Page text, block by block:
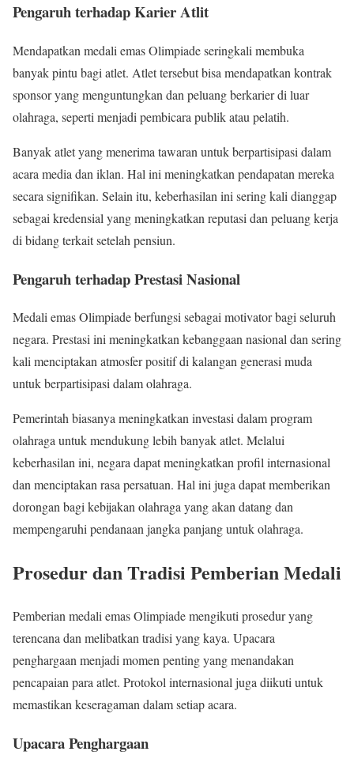
Pengaruh terhadap Karier Atlit
Mendapatkan medali emas Olimpiade seringkali membuka
banyak pintu bagi atlet. Atlet tersebut bisa mendapatkan kontrak
sponsor yang menguntungkan dan peluang berkarier di luar
olahraga, seperti menjadi pembicara publik atau pelatih.
Banyak atlet yang menerima tawaran untuk berpartisipasi dalam
acara media dan iklan. Hal ini meningkatkan pendapatan mereka
secara signifikan. Selain itu, keberhasilan ini sering kali dianggap
sebagai kredensial yang meningkatkan reputasi dan peluang kerja
di bidang terkait setelah pensiun.
Pengaruh terhadap Prestasi Nasional
Medali emas Olimpiade berfungsi sebagai motivator bagi seluruh
negara. Prestasi ini meningkatkan kebanggaan nasional dan sering
kali menciptakan atmosfer positif di kalangan generasi muda
untuk berpartisipasi dalam olahraga.
Pemerintah biasanya meningkatkan investasi dalam program
olahraga untuk mendukung lebih banyak atlet. Melalui
keberhasilan ini, negara dapat meningkatkan profil internasional
dan menciptakan rasa persatuan. Hal ini juga dapat memberikan
dorongan bagi kebijakan olahraga yang akan datang dan
mempengaruhi pendanaan jangka panjang untuk olahraga.
Prosedur dan Tradisi Pemberian Medali
Pemberian medali emas Olimpiade mengikuti prosedur yang
terencana dan melibatkan tradisi yang kaya. Upacara
penghargaan menjadi momen penting yang menandakan
pencapaian para atlet. Protokol internasional juga diikuti untuk
memastikan keseragaman dalam setiap acara.
Upacara Penghargaan